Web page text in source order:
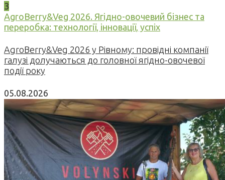
3
AgroBerry&Veg 2026. Ягідно-овочевий бізнес та
переробка: технології, інновації, успіх
AgroBerry&Veg 2026 у Рівному: провідні компанії
галузі долучаються до головної ягідно-овочевої
події року
05.08.2026